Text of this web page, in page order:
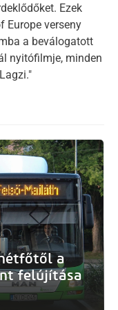
Ezek
Europe verseny
a beválogatott
nyitófilmje, minden
a
felújítása